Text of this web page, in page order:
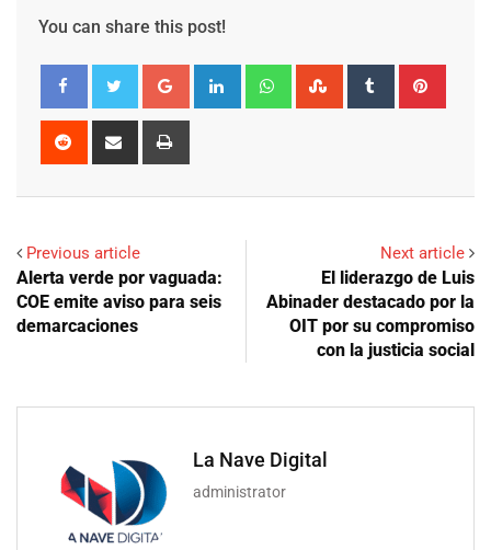
You can share this post!
Google+ LinkedIn WhatsappStumbleUpon
Tumblr
Reddit
Share
Previous article
Alerta verde por vaguada:
COE emite aviso para seis
demarcaciones
Next article
El liderazgo de Luis
Abinader destacado por la
OIT por su compromiso
con la justicia social
La Nave Digital
administrator